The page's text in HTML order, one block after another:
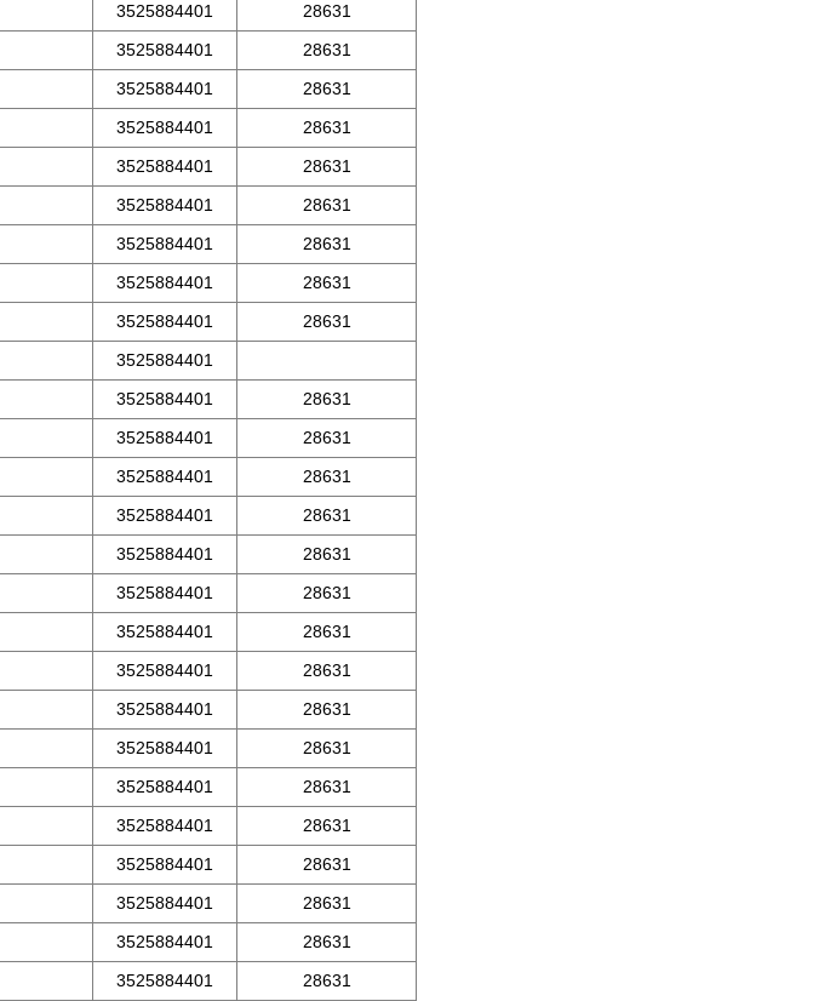
3525884401
28631
3525884401
28631
3525884401
28631
3525884401
28631
3525884401
28631
3525884401
28631
3525884401
28631
3525884401
28631
3525884401
28631
3525884401
3525884401
28631
3525884401
28631
3525884401
28631
3525884401
28631
3525884401
28631
3525884401
28631
3525884401
28631
3525884401
28631
3525884401
28631
3525884401
28631
3525884401
28631
3525884401
28631
3525884401
28631
3525884401
28631
3525884401
28631
3525884401
28631